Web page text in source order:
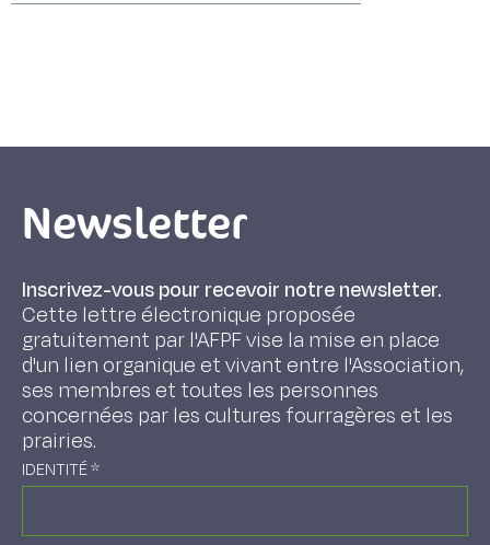
Newsletter
Inscrivez-vous pour recevoir notre newsletter.
Cette lettre électronique proposée
gratuitement par l'AFPF vise la mise en place
d'un lien organique et vivant entre l'Association,
ses membres et toutes les personnes
concernées par les cultures fourragères et les
prairies.
IDENTITÉ*